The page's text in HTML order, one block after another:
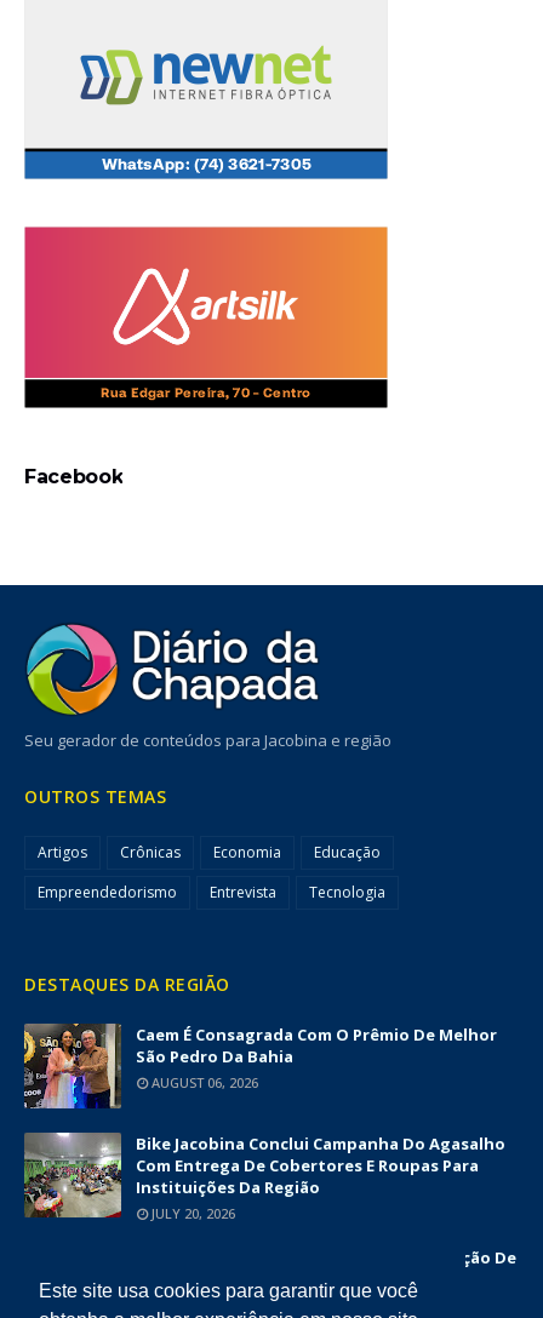
Este site usa cookies para garantir que você
Facebook
Seu gerador de conteúdos para Jacobina e região
OUTROS TEMAS
Artigos Crônicas Economia
Educação
Empreendedorismo
Entrevista Tecnologia
DESTAQUES DA REGIÃO
Caem É Consagrada Com O Prêmio De Melhor
São Pedro Da Bahia
AUGUST 06, 2026
Bike Jacobina Conclui Campanha Do Agasalho
Com Entrega De Cobertores E Roupas Para
Instituições Da Região
JULY 20, 2026
Prefeitura De Jacobina Anuncia Construção De
Nova UBS Da Serrinha Com Investimento
Superior A R$ 1,7 Milhão